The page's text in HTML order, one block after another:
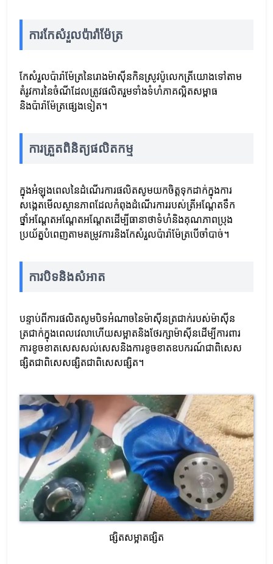
ការកែសំរួលប៉ារ៉ាម៉ែត្រ
កែសំរួលប៉ារ៉ាម៉ែត្រនៃរោងម៉ាស៊ីនកិនស្រូវប៉ូលេកត្រីយោងទៅតាម
តំរូវការនៃចំណីដែលត្រូវផលិតរួមទាំងទំហំភាគល្អិតសម្ពាធ
និងប៉ារ៉ាម៉ែត្រផ្សេងទៀត។
ការត្រួតពិនិត្យផលិតកម្ម
ក្នុងអំឡុងពេលនៃដំណើរការផលិតសូមយកចិត្តទុកដាក់ក្នុងការ
សង្កេតមើលស្ថានភាពដែលកំពុងដំណើរការរបស់ត្រីអណ្តែតទឹក
ថ្នាំអណ្តែតអណ្តែតអណ្តែតដើម្បីធានាថាទំហំនិងគុណភាពប្រុង
ប្រយ័ត្នបំពេញតាមតម្រូវការនិងកែសំរួលប៉ារ៉ាម៉ែត្របើចាំបាច់។
ការបិទនិងសំអាត
បន្ទាប់ពីការផលិតសូមបិទអំណាចនៃម៉ាស៊ីនត្រជាក់របស់ម៉ាស៊ីន
ត្រជាក់ក្នុងពេលវេលាហើយសម្អាតនិងថែរក្សាម៉ាស៊ីនដើម្បីការពារ
ការខូចខាតសេសសល់សេសនិងការខូចខាតឧបករណ៍ជាពិសេស
ផ្សិតជាពិសេសផ្សិតជាពិសេសផ្សិត។
ផ្សិតសម្អាតផ្សិត